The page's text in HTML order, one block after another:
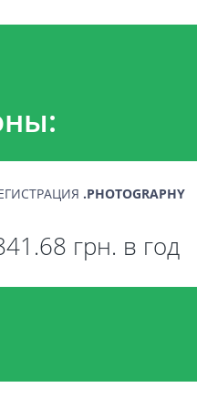
.PHOTOGRAPHY
грн. в год